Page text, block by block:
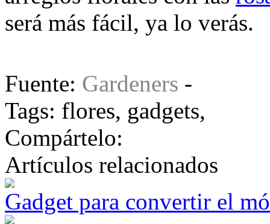
será más fácil, ya lo verás.
Fuente: Gardeners -
Tags: flores, gadgets,
Compártelo:
Artículos relacionados
Gadget para convertir el